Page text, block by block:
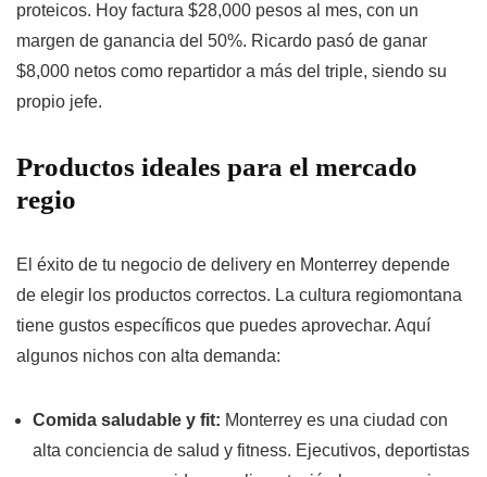
proteicos. Hoy factura $28,000 pesos al mes, con un
margen de ganancia del 50%. Ricardo pasó de ganar
$8,000 netos como repartidor a más del triple, siendo su
propio jefe.
Productos ideales para el mercado
regio
El éxito de tu negocio de delivery en Monterrey depende
de elegir los productos correctos. La cultura regiomontana
tiene gustos específicos que puedes aprovechar. Aquí
algunos nichos con alta demanda:
Comida saludable y fit: Monterrey es una ciudad con
alta conciencia de salud y fitness. Ejecutivos, deportistas